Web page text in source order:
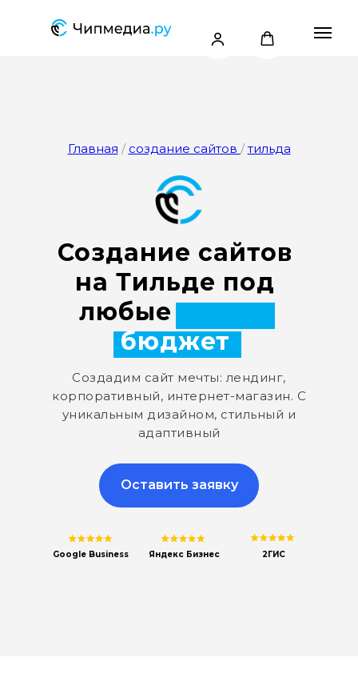
Создание сайтов
на Тильде под
любыецели и
бюджет
Создадим сайт мечты: лендинг,
корпоративный, интернет-магазин. С
уникальным дизайном, стильный и
адаптивный
Оставить заявку
Главная / создание сайтов /тильда
Google Business Яндекс Бизнес 2ГИС